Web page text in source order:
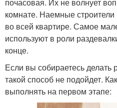
комнате. Наемные
во всей квартире. Самое
используют в роли
конце.
Если вы собираетесь делать
такой способ не подойдет.
выполнять на первом этапе: